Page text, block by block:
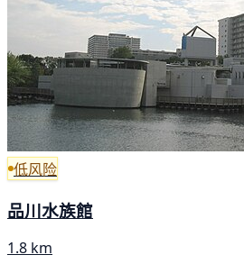
低风险
品川水族館
1.8 km